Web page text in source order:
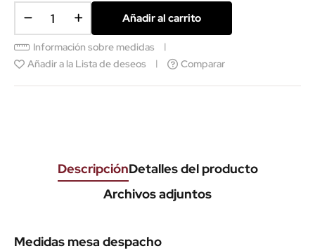
Añadir al carrito
Información sobre medidas
Añadir a la Lista de deseos
Comparar
DescripciónDetalles del producto
Archivos adjuntos
Medidas mesa despacho